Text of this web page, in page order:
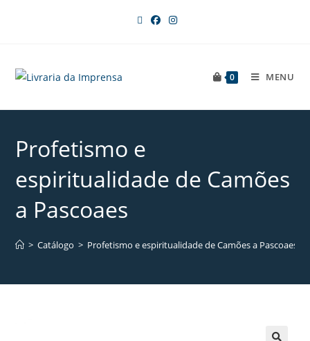
0 MENU
Profetismo e
espiritualidade de Camões
a Pascoaes
> Catálogo > Profetismo e espiritualidade de Camões a Pascoaes